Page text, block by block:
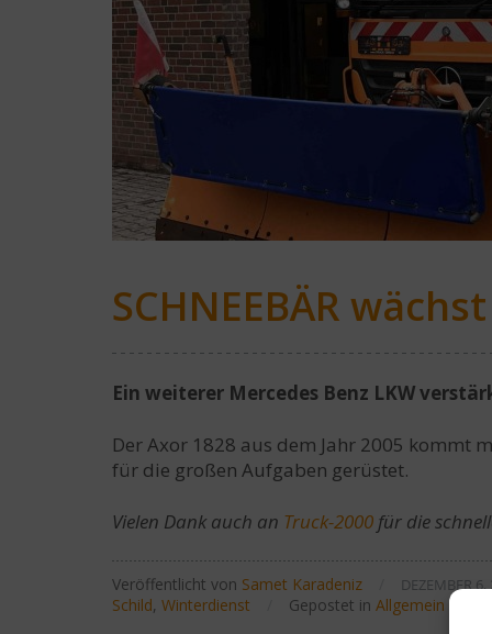
SCHNEEBÄR
Ein weiterer Mercedes Benz LKW
Der Axor 1828 aus dem Jahr 2005 kommt
für die großen Aufgaben gerüstet.
Vielen Dank auch an Truck-2000 für die
Veröffentlicht von Samet Karadeniz DEZEMBER
Schild, Winterdienst Gepostet in Allgemein